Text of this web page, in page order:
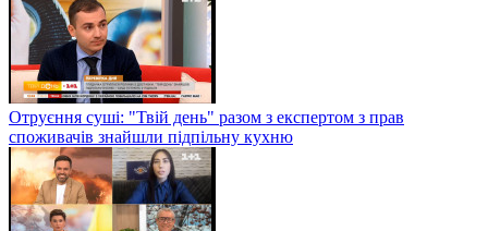
Отруєння суші: "Твій день" разом з експертом з прав
споживачів знайшли підпільну кухню